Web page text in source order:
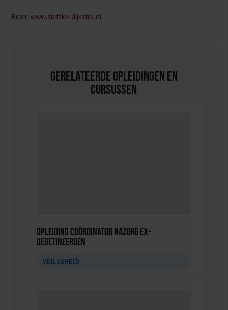
Bron:www.sietske-dijkstra.nl
Gerelateerde Opleidingen en
Cursussen
Opleiding Coördinator nazorg ex-
gedetineerden
VEILIGHEID